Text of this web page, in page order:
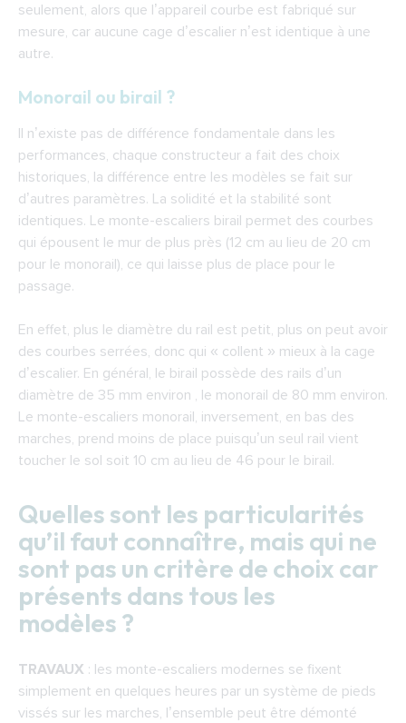
seulement, alors que l’appareil courbe est fabriqué sur
mesure, car aucune cage d’escalier n’est identique à une
autre.
Monorail ou birail ?
Il n’existe pas de différence fondamentale dans les
performances, chaque constructeur a fait des choix
historiques, la différence entre les modèles se fait sur
d’autres paramètres. La solidité et la stabilité sont
identiques. Le monte-escaliers birail permet des courbes
qui épousent le mur de plus près (12 cm au lieu de 20 cm
pour le monorail), ce qui laisse plus de place pour le
passage.
En effet, plus le diamètre du rail est petit, plus on peut avoir
des courbes serrées, donc qui « collent » mieux à la cage
d’escalier. En général, le birail possède des rails d’un
diamètre de 35 mm environ , le monorail de 80 mm environ.
Le monte-escaliers monorail, inversement, en bas des
marches, prend moins de place puisqu’un seul rail vient
toucher le sol soit 10 cm au lieu de 46 pour le birail.
Quelles sont les particularités
qu’il faut connaître, mais qui ne
sont pas un critère de choix car
présents dans tous les
modèles ?
TRAVAUX : les monte-escaliers modernes se fixent
simplement en quelques heures par un système de pieds
vissés sur les marches, l’ensemble peut être démonté